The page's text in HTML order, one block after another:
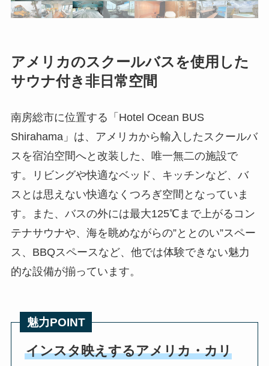
アメリカのスクールバスを使用した
サウナ付き非日常空間
南房総市に位置する「Hotel Ocean BUS
Shirahama」は、アメリカから輸入したスクールバ
スを宿泊空間へと改装した、唯一無二の施設で
す。リビングや快適なベッド、キッチンなど、バ
スとは思えない快適なくつろぎ空間となっていま
す。また、バスの外には最大125℃まで上がるコン
テナサウナや、海を眺めながらの”ととのい”スペー
ス、BBQスペースなど、他では体験できない魅力
的な設備が揃っています。
魅力POINT
インスタ映えするアメリカ・カリ